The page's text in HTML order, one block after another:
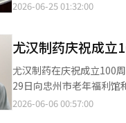
里叠加了健康、分享和面向未来的
的空间。”他进一步强调
程，将在信任的100年基础上再添承诺的100年。” ‘柳
1997年间作为总部和药
士“将企业利益回馈社会
学，了解公司未来100年的规划。 这个重新焕发活力的综合文化空间主要分为‘尤汉档案’
2026-06-25 01:32:00
尤汉制药庆祝成立
尤汉制药在庆祝成立100
29日向忠州市老年福利馆
特别宣传视频也已完成，
2026-06-06 00:57:00